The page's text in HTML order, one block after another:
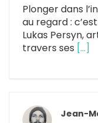
Plonger dans
au regard :
Lukas Persyn,
travers ses […]
Jean-